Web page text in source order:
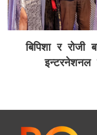
बिपिशा र रोजी
इन्टरनेशनल